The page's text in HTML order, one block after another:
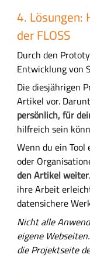
4. Lösungen:
der FLOSS
Durch den
Entwicklung von
Die diesjährigen
Artikel vor.
persönlich, für
hilfreich sein
Wenn du ein Tool
oder
den Artikel weiter
ihre Arbeit
datensichere
Nicht alle
eigene Webseiten.
die Projektseite